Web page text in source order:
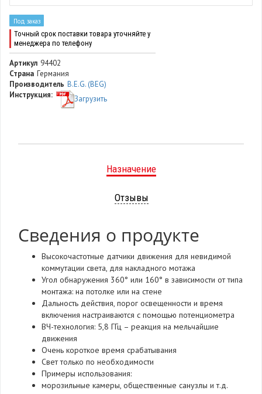
Под заказ
Точный срок поставки товара уточняйте у
менеджера по телефону
Артикул 94402
Страна Германия
Производитель B.E.G. (BEG)
Инструкция:
Загрузить
Назначение
Отзывы
Сведения о продукте
Высокочастотные датчики движения для невидимой
коммутации света, для накладного мотажа
Угол обнаружения 360° или 160° в зависимости от типа
монтажа: на потолке или на стене
Дальность действия, порог освещенности и время
включения настраиваются с помощью потенциометра
ВЧ-технология: 5,8 ГГц – реакция на мельчайшие
движения
Очень короткое время срабатывания
Свет только по необходимости
Примеры использования:
морозильные камеры, общественные санузлы и т.д.